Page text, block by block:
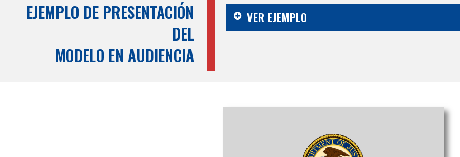
EJEMPLO DE PRESENTACIÓN
DEL
MODELO EN AUDIENCIA
VER EJEMPLO